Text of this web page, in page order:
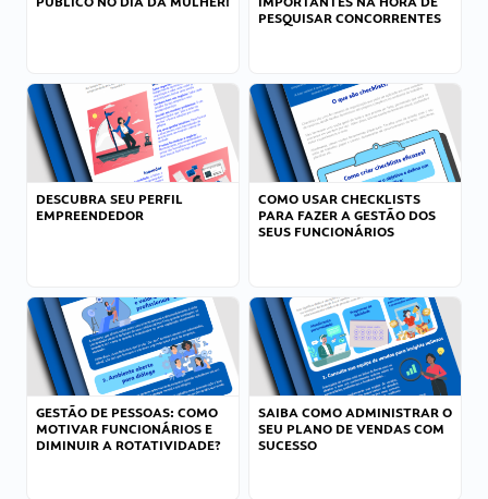
PESQUISAR CONCORRENTES
DESCUBRA SEU PERFIL
EMPREENDEDOR
COMO USAR CHECKLISTS
PARA FAZER A GESTÃO DOS
SEUS FUNCIONÁRIOS
GESTÃO DE PESSOAS: COMO
MOTIVAR FUNCIONÁRIOS E
DIMINUIR A ROTATIVIDADE?
SAIBA COMO ADMINISTRAR O
SEU PLANO DE VENDAS COM
SUCESSO